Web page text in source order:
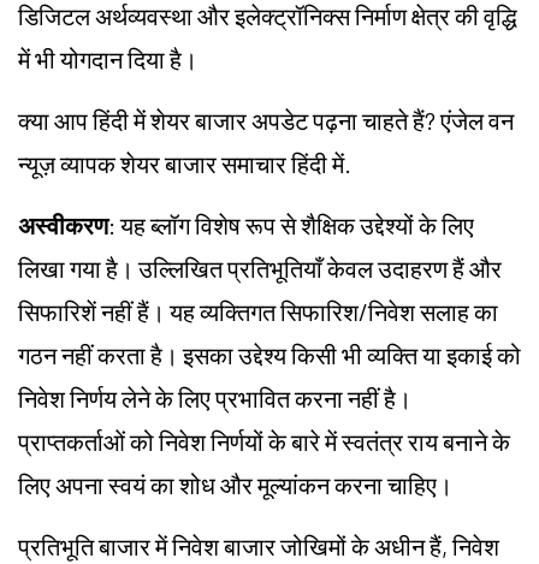
डिजिटल अर्थव्यवस्था और इलेक्ट्रॉनिक्स निर्माण क्षेत्र की वृद्धि
में भी योगदान दिया है।
क्या आप हिंदी में शेयर बाजार अपडेट पढ़ना चाहते हैं? एंजेल वन
न्यूज़ व्यापक शेयर बाजार समाचार हिंदी में.
अस्वीकरण: यह ब्लॉग विशेष रूप से शैक्षिक उद्देश्यों के लिए
लिखा गया है। उल्लिखित प्रतिभूतियाँ केवल उदाहरण हैं और
सिफारिशें नहीं हैं। यह व्यक्तिगत सिफारिश/निवेश सलाह का
गठन नहीं करता है। इसका उद्देश्य किसी भी व्यक्ति या इकाई को
निवेश निर्णय लेने के लिए प्रभावित करना नहीं है।
प्राप्तकर्ताओं को निवेश निर्णयों के बारे में स्वतंत्र राय बनाने के
लिए अपना स्वयं का शोध और मूल्यांकन करना चाहिए।
प्रतिभूति बाजार में निवेश बाजार जोखिमों के अधीन हैं, निवेश